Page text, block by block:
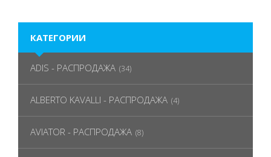
КАТЕГОРИИ
ADIS - РАСПРОДАЖА (34)
ALBERTO KAVALLI - РАСПРОДАЖА (4)
AVIATOR - РАСПРОДАЖА (8)